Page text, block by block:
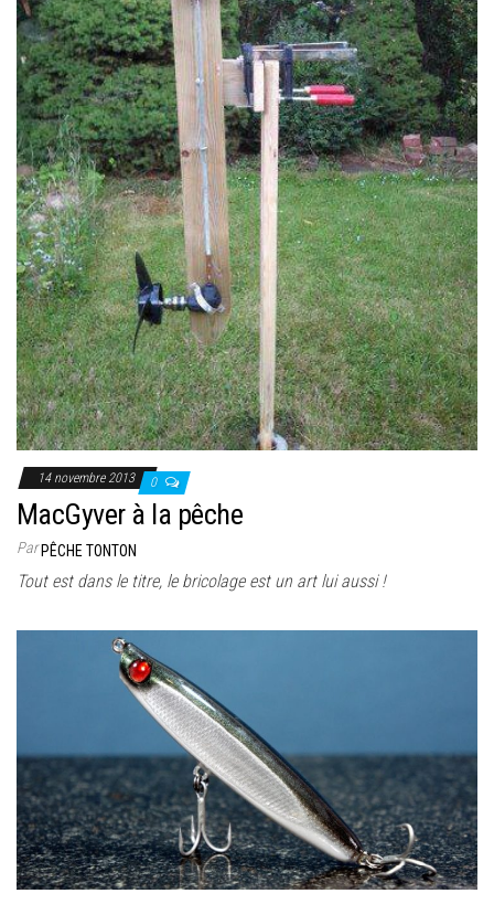
14 novembre 2013 0
MacGyver à la pêche
ParPÊCHE TONTON
Tout est dans le titre, le bricolage est un art lui aussi !